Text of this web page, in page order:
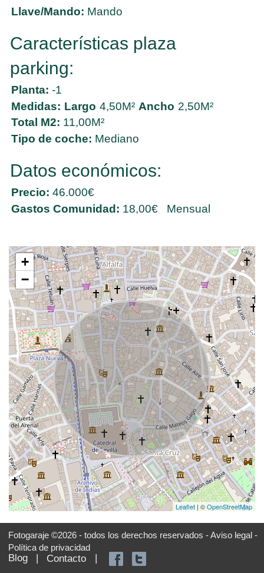
Llave/Mando: Mando
Características plaza
parking:
Planta: -1
Medidas: Largo 4,50M² Ancho 2,50M²
Total M2: 11,00M²
Tipo de coche: Mediano
Datos económicos:
Precio: 46.000€
Gastos Comunidad: 18,00€ Mensual
+
−
Leaflet | ©OpenStreetMap
Fotogaraje ©2026 - todos los derechos reservados -Aviso legal -
Política de privacidad
Blog | Contacto |